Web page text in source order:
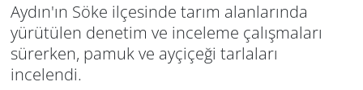
Aydın'ın Söke ilçesinde tarım alanlarında
yürütülen denetim ve inceleme çalışmaları
sürerken, pamuk ve ayçiçeği tarlaları
incelendi.
Izmir
Kütahya